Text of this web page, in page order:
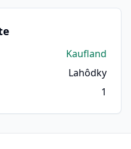
Kaufland
Lahôdky
1